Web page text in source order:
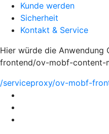
Kunde werden
Sicherheit
Kontakt & Service
Hier würde die
frontend/ov-mobf-content-
/serviceproxy/ov-mobf-